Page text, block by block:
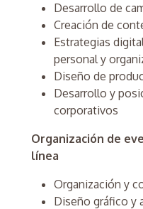
Desarrollo de
Creación de
Estrategias
personal y
Diseño de
Desarrollo y
corporativos
Organización de
línea
Organización y
Diseño gráfico y